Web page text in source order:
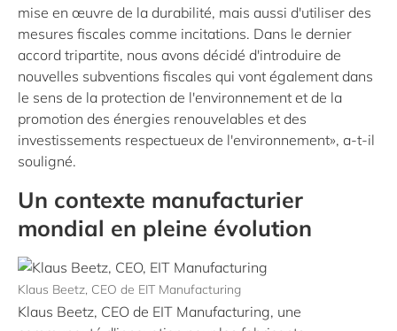
mise en œuvre de la durabilité, mais aussi d'utiliser des
mesures fiscales comme incitations. Dans le dernier
accord tripartite, nous avons décidé d'introduire de
nouvelles subventions fiscales qui vont également dans
le sens de la protection de l'environnement et de la
promotion des énergies renouvelables et des
investissements respectueux de l'environnement», a-t-il
souligné.
Un contexte manufacturier
mondial en pleine évolution
Klaus Beetz, CEO de EIT Manufacturing
Klaus Beetz, CEO de EIT Manufacturing, une